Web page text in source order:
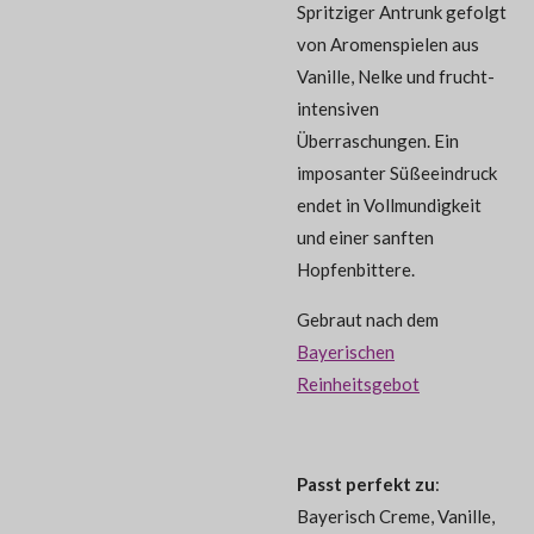
Spritziger Antrunk gefolgt
von Aromenspielen aus
Vanille, Nelke und frucht-
intensiven
Überraschungen. Ein
imposanter Süßeeindruck
endet in Vollmundigkeit
und einer sanften
Hopfenbittere.
Gebraut nach dem
Bayerischen
Reinheitsgebot
Passt perfekt zu:
Bayerisch Creme, Vanille,